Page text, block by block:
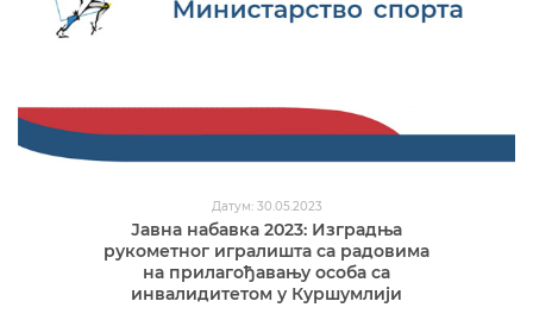
Датум: 30.05.2023
Јавна набавка 2023: Изградња
рукометног игралишта са радовима
на прилагођавању особа са
инвалидитетом у Куршумлији